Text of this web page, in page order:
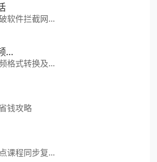
智能显隐号突破软件拦截网络电话
转转大师视频格式转换
支持视频、音频格式转换及视频压
钱攻略
中考地理知识点课程同步复习